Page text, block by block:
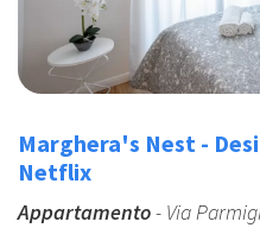
Marghera's Nest -
Netflix
Appartamento- Via